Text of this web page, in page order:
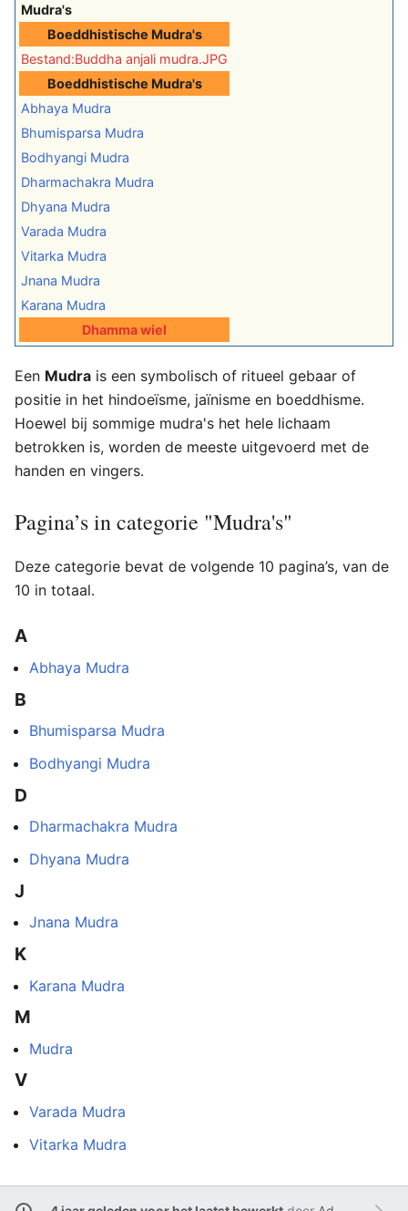
Mudra's
Boeddhistische Mudra's
Bestand:Buddha anjali mudra.JPG
Boeddhistische Mudra's
Abhaya Mudra
Bhumisparsa Mudra
Bodhyangi Mudra
Dharmachakra Mudra
Dhyana Mudra
Varada Mudra
Vitarka Mudra
Jnana Mudra
Karana Mudra
Dhamma wiel
Een Mudra is een symbolisch of ritueel gebaar of
positie in het hindoeïsme, jaïnisme en boeddhisme.
Hoewel bij sommige mudra's het hele lichaam
betrokken is, worden de meeste uitgevoerd met de
handen en vingers.
Pagina’s in categorie "Mudra's"
Deze categorie bevat de volgende 10 pagina’s, van de
10 in totaal.
A
Abhaya Mudra
B
Bhumisparsa Mudra
Bodhyangi Mudra
D
Dharmachakra Mudra
Dhyana Mudra
J
Jnana Mudra
K
Karana Mudra
M
Mudra
V
Varada Mudra
Vitarka Mudra